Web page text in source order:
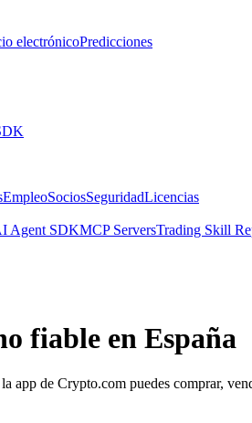
electrónicoPredicciones
EmpleoSociosSeguridadLicencias
Agent SDKMCP ServersTrading Skill
fiable en España
app de Crypto.com puedes comprar,